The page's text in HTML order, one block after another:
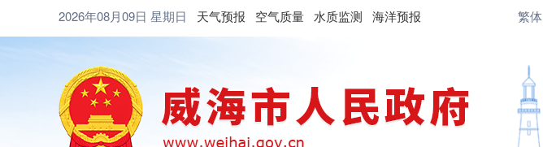
2026年08月09日 星期日 天气预报 空气质量 水质监测 海洋预报 繁体